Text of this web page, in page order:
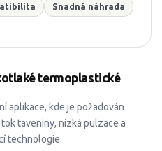
Snadná náhrada
termoplastické
aplikace, kde je požadován
taveniny, nízká pulzace a
technologie.